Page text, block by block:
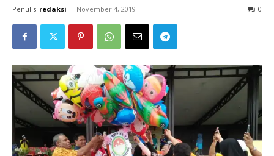
Penulis redaksi - November 4, 2019 0